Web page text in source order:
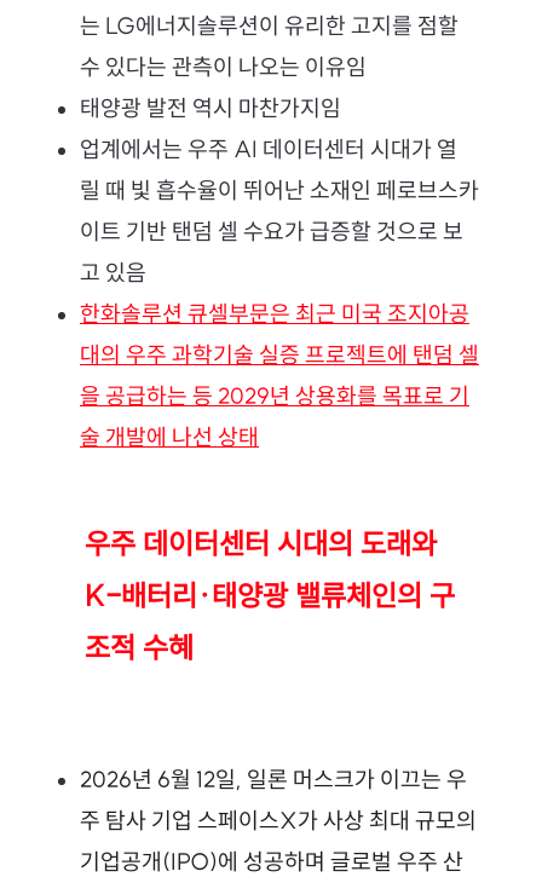
는 LG에너지솔루션이 유리한 고지를 점할
수 있다는 관측이 나오는 이유임
태양광 발전 역시 마찬가지임
업계에서는 우주 AI 데이터센터 시대가 열
릴 때 빛 흡수율이 뛰어난 소재인 페로브스카
이트 기반 탠덤 셀 수요가 급증할 것으로 보
고 있음
한화솔루션 큐셀부문은 최근 미국 조지아공
대의 우주 과학기술 실증 프로젝트에 탠덤 셀
을 공급하는 등 2029년 상용화를 목표로 기
술 개발에 나선 상태
우주 데이터센터 시대의 도래와
K-배터리·태양광 밸류체인의 구
조적 수혜
2026년 6월 12일, 일론 머스크가 이끄는 우
주 탐사 기업 스페이스X가 사상 최대 규모의
기업공개(IPO)에 성공하며 글로벌 우주 산